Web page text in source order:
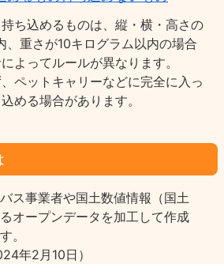
ち込めるものは、縦・横・高さの
、重さが10キログラム以内の場合
よってルールが異なります。
ペットキャリーなどに完全に入っ
める場合があります。
ス事業者や国土数値情報（国土
オープンデータを加工して作成
。
年2月10日）